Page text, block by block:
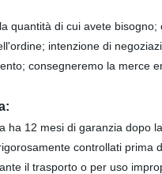
quantità di cui avete
intenzione di
consegneremo la merce
ha 12 mesi di garanzia dopo
controllati prima
il trasporto o per uso